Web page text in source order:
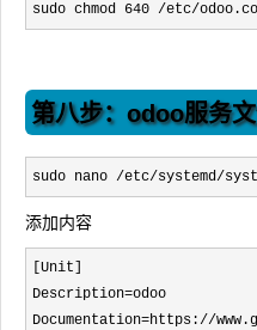
sudo chmod 640 /etc/
第八步：odoo服务
sudo nano /etc/systemd/
添加内容
[Unit]
Description=odoo
Documentation=https://